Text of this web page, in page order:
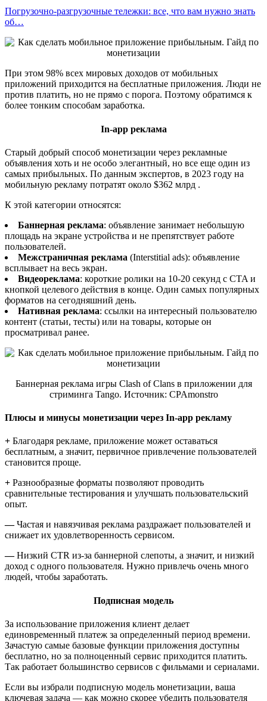
Погрузочно-разгрузочные тележки: все, что вам нужно знать
об…
При этом 98% всех мировых доходов от мобильных
приложений приходится на бесплатные приложения. Люди не
против платить, но не прямо с порога. Поэтому обратимся к
более тонким способам заработка.
In-app реклама
Старый добрый способ монетизации через рекламные
объявления хоть и не особо элегантный, но все еще один из
самых прибыльных. По данным экспертов, в 2023 году на
мобильную рекламу потратят около $362 млрд .
К этой категории относятся:
Баннерная реклама: объявление занимает небольшую
площадь на экране устройства и не препятствует работе
пользователей.
Межстраничная реклама (Interstitial ads): объявление
всплывает на весь экран.
Видеореклама: короткие ролики на 10-20 секунд с CTA и
кнопкой целевого действия в конце. Один самых популярных
форматов на сегодняшний день.
Нативная реклама: ссылки на интересный пользователю
контент (статьи, тесты) или на товары, которые он
просматривал ранее.
Баннерная реклама игры Clash of Clans в приложении для
стриминга Tango. Источник: CPAmonstro
Плюсы и минусы монетизации через In-app рекламу
+ Благодаря рекламе, приложение может оставаться
бесплатным, а значит, первичное привлечение пользователей
становится проще.
+ Разнообразные форматы позволяют проводить
сравнительные тестирования и улучшать пользовательский
опыт.
—Частая и навязчивая реклама раздражает пользователей и
снижает их удовлетворенность сервисом.
—Низкий CTR из-за баннерной слепоты, а значит, и низкий
доход с одного пользователя. Нужно привлечь очень много
людей, чтобы заработать.
Подписная модель
За использование приложения клиент делает
единовременный платеж за определенный период времени.
Зачастую самые базовые функции приложения доступны
бесплатно, но за полноценный сервис приходится платить.
Так работает большинство сервисов с фильмами и сериалами.
Если вы избрали подписную модель монетизации, ваша
ключевая задача — как можно скорее убедить пользователя